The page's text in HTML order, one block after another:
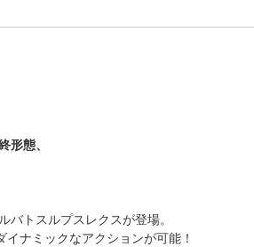
形態、
トスルプスレクスが登場。
ナミックなアクションが可能！